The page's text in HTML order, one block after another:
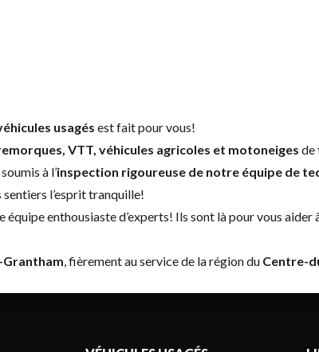
usagés est fait pour vous!
VTT, véhicules agricoles et motoneiges de
à l’inspection rigoureuse de notre équipe de
l’esprit tranquille!
équipe enthousiaste d’experts! Ils sont là pour vous
, fièrement au service de la région du Centre-